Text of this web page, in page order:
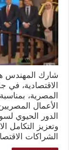
شارك المهندس
الاقتصادية،
المصرية،
الأعمال
الدور الحيوي
وتعزيز التكامل
الشراكات